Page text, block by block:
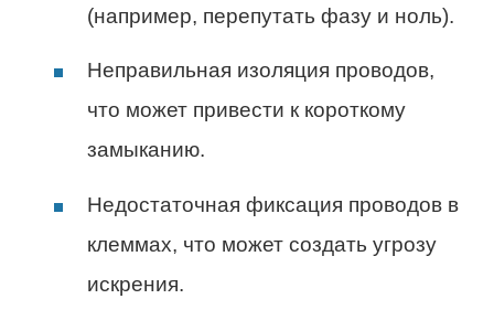
(например, перепутать фазу и ноль).
Неправильная изоляция проводов,
что может привести к короткому
замыканию.
Недостаточная фиксация проводов в
клеммах, что может создать угрозу
искрения.